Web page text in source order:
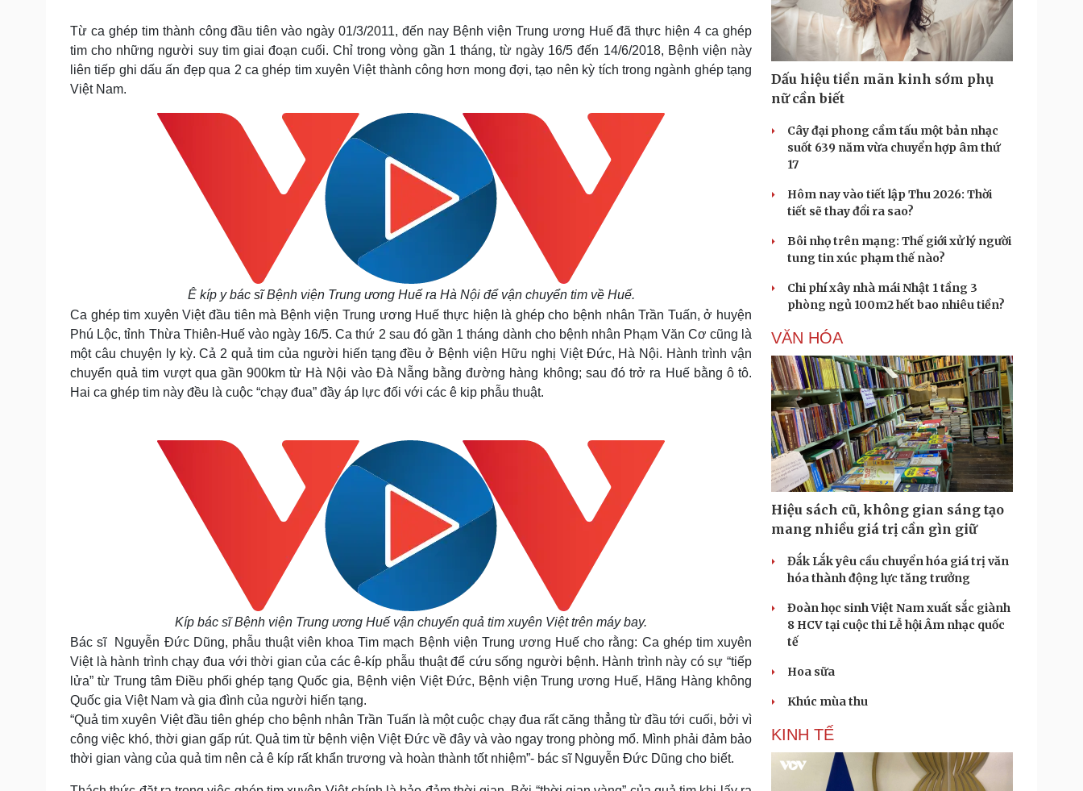
Tư vấn luật
Phân tích
Thế giới thể thao
eSports
Hậu trường
Tư vấn
Doanh nghiệp 24h
Doanh nhân
Vì cộng đồng
Tin Công nghệ
Trải nghiệm
Chuyển đổi số
Sức khỏe
Blog
Tình yêu - Gia đình
Di sản
Thời trang
Sao Việt
Podcast
Đọc truyện đêm khuya
Cửa sổ tình yêu
Từ ca ghép tim thành công đầu tiên vào ngày 01/3/2011, đến nay Bệnh viện Trung ương Huế đã thực hiện 4 ca ghép
tim cho những người suy tim giai đoạn cuối. Chỉ trong vòng gần 1 tháng, từ ngày 16/5 đến 14/6/2018, Bệnh viện này
liên tiếp ghi dấu ấn đẹp qua 2 ca ghép tim xuyên Việt thành công hơn mong đợi, tạo nên kỳ tích trong ngành ghép tạng
Việt Nam.
Ê kíp y bác sĩ Bệnh viện Trung ương Huế ra Hà Nội để vận chuyển tim về Huế.
Ca ghép tim xuyên Việt đầu tiên mà Bệnh viện Trung ương Huế thực hiện là ghép cho bệnh nhân Trần Tuấn, ở huyện
Phú Lộc, tỉnh Thừa Thiên-Huế vào ngày 16/5. Ca thứ 2 sau đó gần 1 tháng dành cho bệnh nhân Phạm Văn Cơ cũng là
một câu chuyện ly kỳ. Cả 2 quả tim của người hiến tạng đều ở Bệnh viện Hữu nghị Việt Đức, Hà Nội. Hành trình vận
chuyển quả tim vượt qua gần 900km từ Hà Nội vào Đà Nẵng bằng đường hàng không; sau đó trở ra Huế bằng ô tô.
Hai ca ghép tim này đều là cuộc “chạy đua” đầy áp lực đối với các ê kip phẫu thuật.
Kíp bác sĩ Bệnh viện Trung ương Huế vận chuyển quả tim xuyên Việt trên máy bay.
Bác sĩ Nguyễn Đức Dũng, phẫu thuật viên khoa Tim mạch Bệnh viện Trung ương Huế cho rằng: Ca ghép tim xuyên
Việt là hành trình chạy đua với thời gian của các ê-kíp phẫu thuật để cứu sống người bệnh. Hành trình này có sự “tiếp
lửa” từ Trung tâm Điều phối ghép tạng Quốc gia, Bệnh viện Việt Đức, Bệnh viện Trung ương Huế, Hãng Hàng không
Quốc gia Việt Nam và gia đình của người hiến tạng.
“Quả tim xuyên Việt đầu tiên ghép cho bệnh nhân Trần Tuấn là một cuộc chạy đua rất căng thẳng từ đầu tới cuối, bởi vì
công việc khó, thời gian gấp rút. Quả tim từ bệnh viện Việt Đức về đây và vào ngay trong phòng mổ. Mình phải đảm bảo
thời gian vàng của quả tim nên cả ê kíp rất khẩn trương và hoàn thành tốt nhiệm”- bác sĩ Nguyễn Đức Dũng cho biết.
Dấu hiệu tiền mãn kinh sớm phụ
nữ cần biết
Cây đại phong cầm tấu một bản nhạc
suốt 639 năm vừa chuyển hợp âm thứ
17
Hôm nay vào tiết lập Thu 2026: Thời
tiết sẽ thay đổi ra sao?
Bôi nhọ trên mạng: Thế giới xử lý người
tung tin xúc phạm thế nào?
Chi phí xây nhà mái Nhật 1 tầng 3
phòng ngủ 100m2 hết bao nhiêu tiền?
VĂN HÓA
Hiệu sách cũ, không gian sáng tạo
mang nhiều giá trị cần gìn giữ
Đắk Lắk yêu cầu chuyển hóa giá trị văn
hóa thành động lực tăng trưởng
Đoàn học sinh Việt Nam xuất sắc giành
8 HCV tại cuộc thi Lễ hội Âm nhạc quốc
tế
Hoa sữa
Khúc mùa thu
KINH TẾ